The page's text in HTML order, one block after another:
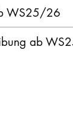
WS25/26
ab